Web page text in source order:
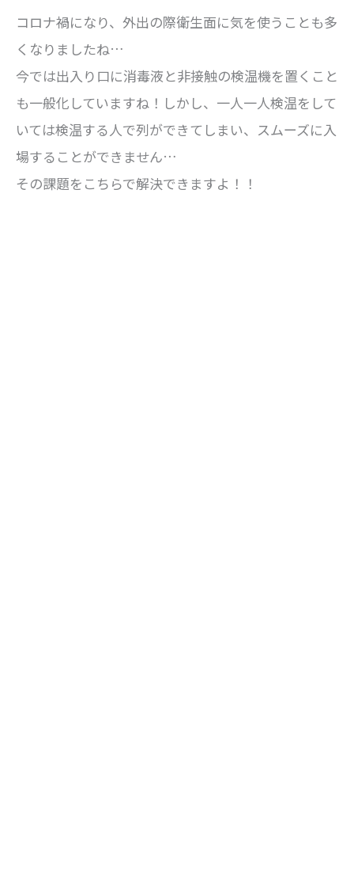
コロナ禍になり、外出の際衛生面に気を使うことも多
くなりましたね…
今では出入り口に消毒液と非接触の検温機を置くこと
も一般化していますね！しかし、一人一人検温をして
いては検温する人で列ができてしまい、スムーズに入
場することができません…
その課題をこちらで解決できますよ！！